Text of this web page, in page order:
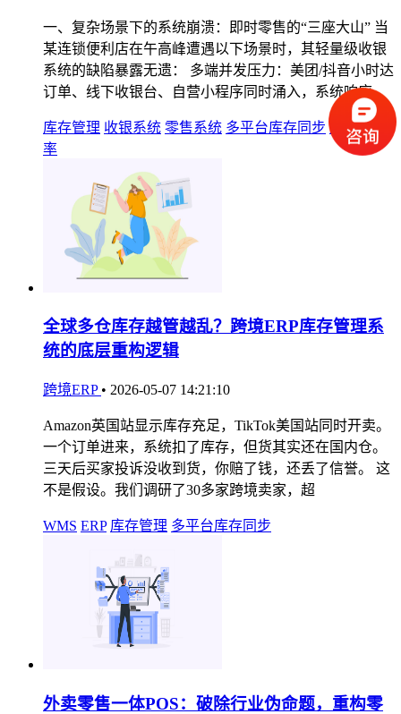
一、复杂场景下的系统崩溃：即时零售的“三座大山” 当
某连锁便利店在午高峰遭遇以下场景时，其轻量级收银
系统的缺陷暴露无遗： 多端并发压力：美团/抖音小时达
订单、线下收银台、自营小程序同时涌入，系统响应
库存管理 收银系统 零售系统 多平台库存同步 库存周转
率
全球多仓库存越管越乱？跨境ERP库存管理系
统的底层重构逻辑
跨境ERP • 2026-05-07 14:21:10
Amazon英国站显示库存充足，TikTok美国站同时开卖。
一个订单进来，系统扣了库存，但货其实还在国内仓。
三天后买家投诉没收到货，你赔了钱，还丢了信誉。 这
不是假设。我们调研了30多家跨境卖家，超
WMS ERP 库存管理 多平台库存同步
外卖零售一体POS：破除行业伪命题，重构零